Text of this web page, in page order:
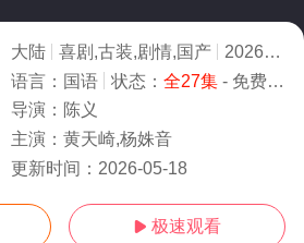
大陆 喜剧,古装,剧情,国产 2026
2.0
语言： 国语 状态： 全27集- 免费在线观看
导演： 陈义
主演： 黄天崎,杨姝音
更新时间： 2026-05-18
 极速观看